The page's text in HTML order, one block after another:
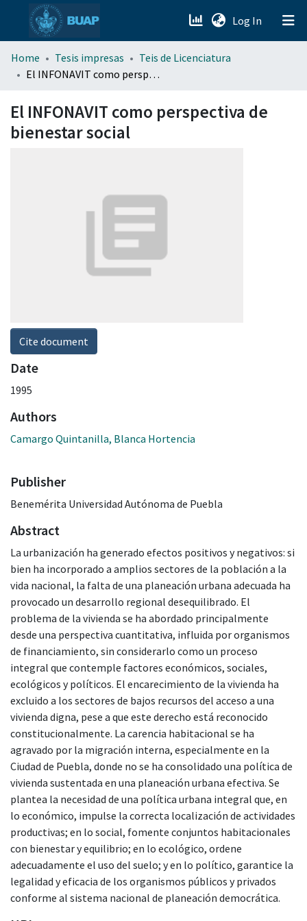
Log In (current)
menu.section.about_menu
Home Tesis impresas
Teis de Licenciatura
El INFONAVIT como perspectiva de bienestar social
El INFONAVIT como perspectiva de
bienestar social
Cite document
Date
1995
Authors
Camargo Quintanilla, Blanca Hortencia
Publisher
Benemérita Universidad Autónoma de Puebla
Abstract
La urbanización ha generado efectos positivos y negativos: si
bien ha incorporado a amplios sectores de la población a la
vida nacional, la falta de una planeación urbana adecuada ha
provocado un desarrollo regional desequilibrado. El
problema de la vivienda se ha abordado principalmente
desde una perspectiva cuantitativa, influida por organismos
de financiamiento, sin considerarlo como un proceso
integral que contemple factores económicos, sociales,
ecológicos y políticos. El encarecimiento de la vivienda ha
excluido a los sectores de bajos recursos del acceso a una
vivienda digna, pese a que este derecho está reconocido
constitucionalmente. La carencia habitacional se ha
agravado por la migración interna, especialmente en la
Ciudad de Puebla, donde no se ha consolidado una política de
vivienda sustentada en una planeación urbana efectiva. Se
plantea la necesidad de una política urbana integral que, en
lo económico, impulse la correcta localización de actividades
productivas; en lo social, fomente conjuntos habitacionales
con bienestar y equilibrio; en lo ecológico, ordene
adecuadamente el uso del suelo; y en lo político, garantice la
legalidad y eficacia de los organismos públicos y privados
conforme al sistema nacional de planeación democrática.